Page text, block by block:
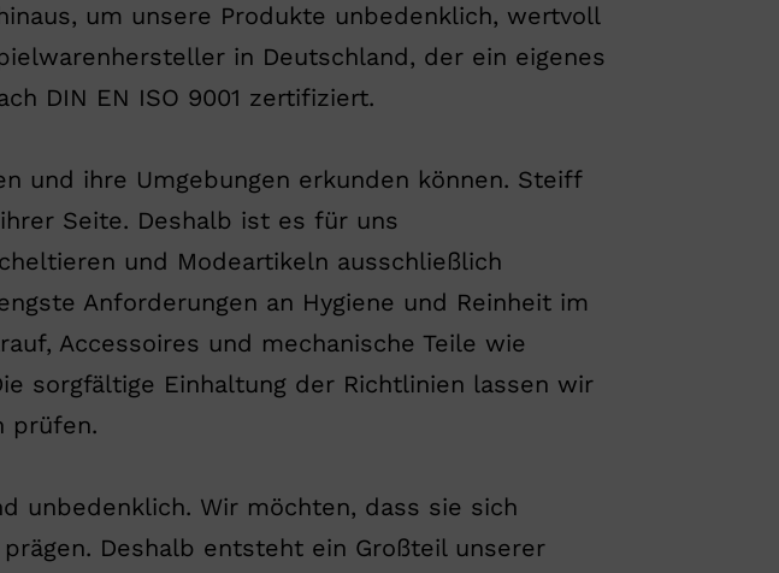
um unsere Produkte unbedenklich, wertvoll
in Deutschland, der ein eigenes
DIN EN ISO 9001 zertifiziert.
und ihre Umgebungen erkunden können. Steiff
Seite. Deshalb ist es für uns
und Modeartikeln ausschließlich
Anforderungen an Hygiene und Reinheit im
Accessoires und mechanische Teile wie
sorgfältige Einhaltung der Richtlinien lassen wir
prüfen.​
unbedenklich. Wir möchten, dass sie sich
Deshalb entsteht ein Großteil unserer